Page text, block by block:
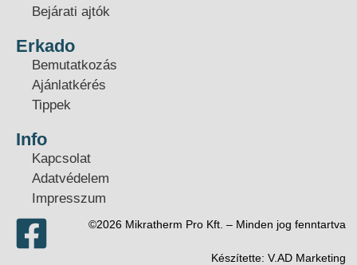
Bejárati ajtók
Erkado
Bemutatkozás
Ajánlatkérés
Tippek
Info
Kapcsolat
Adatvédelem
Impresszum
©2026 Mikratherm Pro Kft. – Minden jog fenntartva​
Készítette: V.AD Marketing